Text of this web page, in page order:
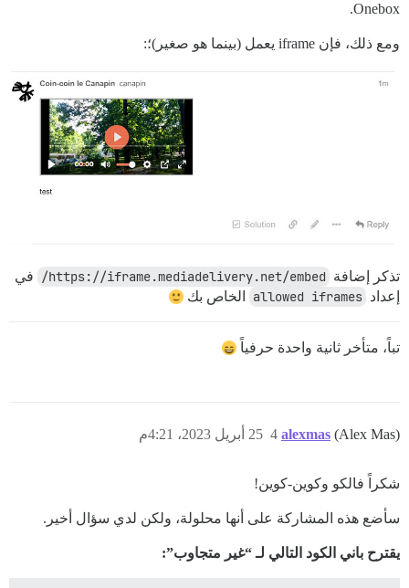
Onebox.
ومع ذلك، فإن iframe يعمل (بينما هو صغير)؛:
تذكر إضافة https://iframe.mediadelivery.net/embed/
في
إعداد allowed iframes الخاص بك
تباً، متأخر ثانية واحدة حرفياً
alexmas (Alex Mas) 25 أبريل 2023، 4:21م 4
شكراً فالكو وكوين-كوين!
سأضع هذه المشاركة على أنها محلولة، ولكن لدي سؤال أخير.
يقترح باني الكود التالي لـ “غير متجاوب”: